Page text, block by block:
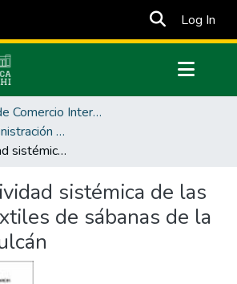
Log In
Facultad de Comercio Internacional, Integración, Administración y Economía Empresarial
Carrera de Administración de Empresas y Marketing
La competitividad sistémica de las MiPymes textiles de sábanas de la ciudad de Tulcán
sistémica de las
de sábanas de la